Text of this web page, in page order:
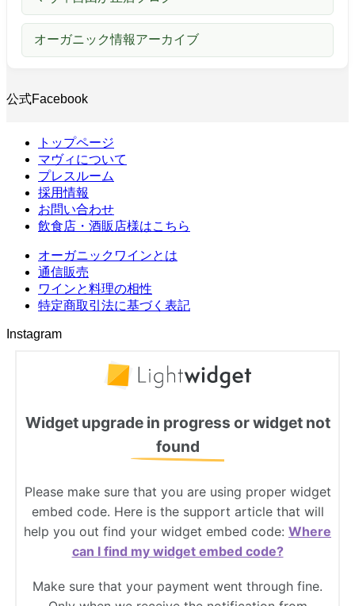
オーガニック情報アーカイブ
公式Facebook
トップページ
マヴィについて
プレスルーム
採用情報
お問い合わせ
飲食店・酒販店様はこちら
オーガニックワインとは
通信販売
ワインと料理の相性
特定商取引法に基づく表記
Instagram